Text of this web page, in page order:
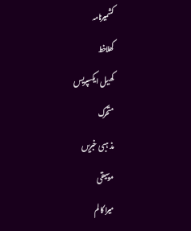
کشمیرنامہ
کھلاخط
کھیل ایکسپریس
متحرك
مذہبی خبریں
موسيقى
میرا کالم